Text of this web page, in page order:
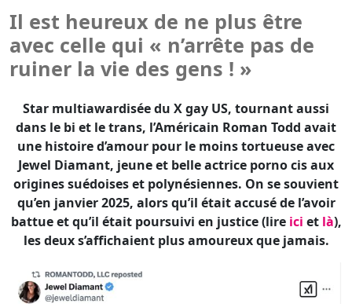
Il est heureux de ne plus être
avec celle qui « n’arrête pas de
ruiner la vie des gens ! »
Star multiawardisée du X gay US, tournant aussi
dans le bi et le trans, l’Américain Roman Todd avait
une histoire d’amour pour le moins tortueuse avec
Jewel Diamant, jeune et belle actrice porno cis aux
origines suédoises et polynésiennes. On se souvient
qu’en janvier 2025, alors qu’il était accusé de l’avoir
battue et qu’il était poursuivi en justice (lire ici et là),
les deux s’affichaient plus amoureux que jamais.